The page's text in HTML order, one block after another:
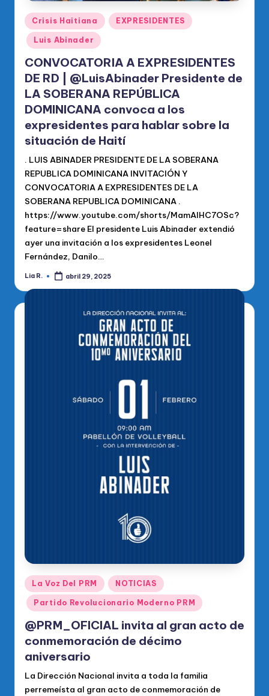
Publicado
en
Crisis Haitiana EXPRESIDENTES
Luis Abinader
CONVOCATORIA A EXPRESIDENTES
DE RD | @LuisAbinader Presidente de
LA SOBERANA REPÚBLICA
DOMINICANA convoca a los
expresidentes para hablar sobre la
situación de Haití
. LUIS ABINADER PRESIDENTE DE LA SOBERANA
REPUBLICA DOMINICANA INVITACIÓN Y
CONVOCATORIA A EXPRESIDENTES DE LA
SOBERANA REPUBLICA DOMINICANA .
https://www.youtube.com/shorts/MamAIHC7OSc?
feature=share El presidente Luis Abinader extendió
ayer una invitación a los expresidentes Leonel
Fernández, Danilo…
Publicado
Lia R. abril 29, 2025
Publicado
en
La Voz Del PRM NOTICIAS
Partido Revolucionario Moderno PRM
@PRM_OFICIAL invita al gran acto de
conmemoración de décimo
aniversario
La Dirección Nacional invita a toda la familia
perremeísta al gran acto de conmemoración de